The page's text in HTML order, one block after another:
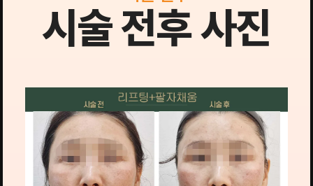
시술 전후 사진